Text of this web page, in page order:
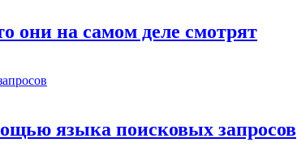
они на самом деле смотрят
языка поисковых запросов